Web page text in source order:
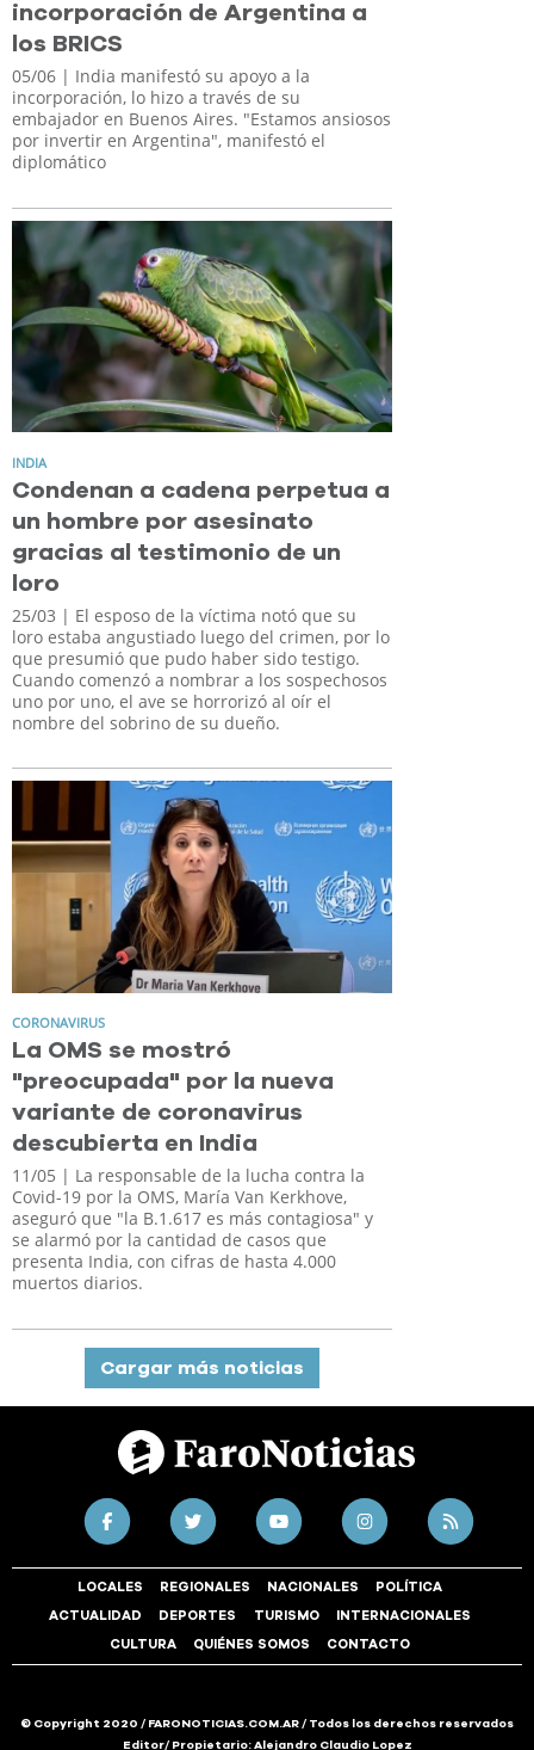
incorporación de Argentina a
los BRICS
05/06 | India manifestó su apoyo a la
incorporación, lo hizo a través de su
embajador en Buenos Aires. "Estamos ansiosos
por invertir en Argentina", manifestó el
diplomático
INDIA
Condenan a cadena perpetua a
un hombre por asesinato
gracias al testimonio de un
loro
25/03 | El esposo de la víctima notó que su
loro estaba angustiado luego del crimen, por lo
que presumió que pudo haber sido testigo.
Cuando comenzó a nombrar a los sospechosos
uno por uno, el ave se horrorizó al oír el
nombre del sobrino de su dueño.
CORONAVIRUS
La OMS se mostró
"preocupada" por la nueva
variante de coronavirus
descubierta en India
11/05 | La responsable de la lucha contra la
Covid-19 por la OMS, María Van Kerkhove,
aseguró que "la B.1.617 es más contagiosa" y
se alarmó por la cantidad de casos que
presenta India, con cifras de hasta 4.000
muertos diarios.
Cargar más noticias
LOCALES REGIONALES NACIONALES POLÍTICA
ACTUALIDAD DEPORTES TURISMO INTERNACIONALES
CULTURA QUIÉNES SOMOS CONTACTO
© Copyright 2020 / FARONOTICIAS.COM.AR / Todos los derechos reservados
Editor/ Propietario: Alejandro Claudio Lopez